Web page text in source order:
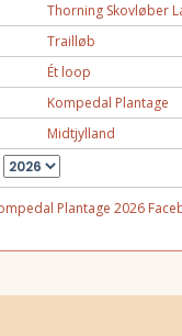
Thorning Skovløber
Trailløb
Ét loop
Kompedal Plantage
Midtjylland
Plantage 2026